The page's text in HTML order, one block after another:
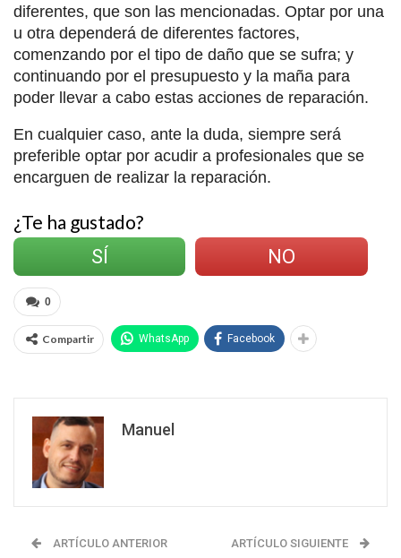
diferentes, que son las mencionadas. Optar por una
u otra dependerá de diferentes factores,
comenzando por el tipo de daño que se sufra; y
continuando por el presupuesto y la maña para
poder llevar a cabo estas acciones de reparación.
En cualquier caso, ante la duda, siempre será
preferible optar por acudir a profesionales que se
encarguen de realizar la reparación.
¿Te ha gustado?
SÍ
NO
0
Compartir WhatsApp Facebook
Manuel
ARTÍCULO ANTERIOR ARTÍCULO SIGUIENTE